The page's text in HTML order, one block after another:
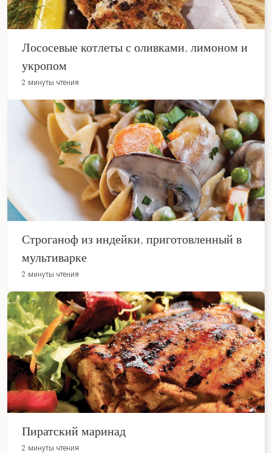
Лососевые котлеты с оливками, лимоном и
укропом
2 минуты чтения
Строганоф из индейки, приготовленный в
мультиварке
2 минуты чтения
Пиратский маринад
2 минуты чтения